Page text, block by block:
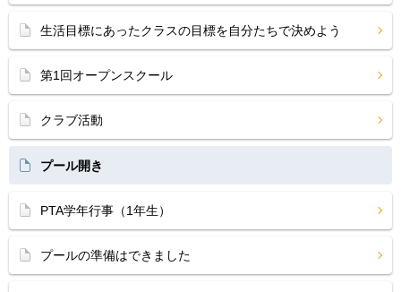
生活目標にあったクラスの目標を自分たちで決めよう
第1回オープンスクール
クラブ活動
プール開き
PTA学年行事（1年生）
プールの準備はできました